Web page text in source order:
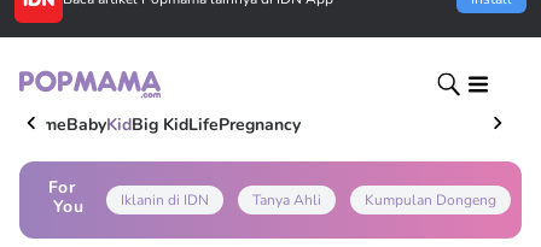
HomeBabyKidBig KidLifePregnancy
For
You
Iklanin di IDN Tanya Ahli Kumpulan Dongeng